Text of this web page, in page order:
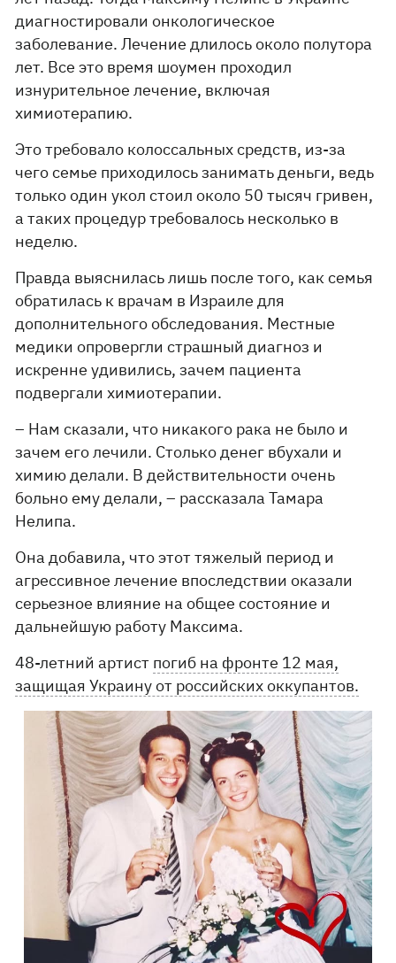
диагностировали онкологическое
заболевание. Лечение длилось около полутора
лет. Все это время шоумен проходил
изнурительное лечение, включая
химиотерапию.
Это требовало колоссальных средств, из-за
чего семье приходилось занимать деньги, ведь
только один укол стоил около 50 тысяч гривен,
а таких процедур требовалось несколько в
неделю.
Правда выяснилась лишь после того, как семья
обратилась к врачам в Израиле для
дополнительного обследования. Местные
медики опровергли страшный диагноз и
искренне удивились, зачем пациента
подвергали химиотерапии.
– Нам сказали, что никакого рака не было и
зачем его лечили. Столько денег вбухали и
химию делали. В действительности очень
больно ему делали, – рассказала Тамара
Нелипа.
Она добавила, что этот тяжелый период и
агрессивное лечение впоследствии оказали
серьезное влияние на общее состояние и
дальнейшую работу Максима.
48-летний артист погиб на фронте 12 мая,
защищая Украину от российских оккупантов.